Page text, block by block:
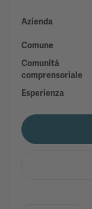
Azienda
Comune
Comunità
comprensoriale
Esperienza